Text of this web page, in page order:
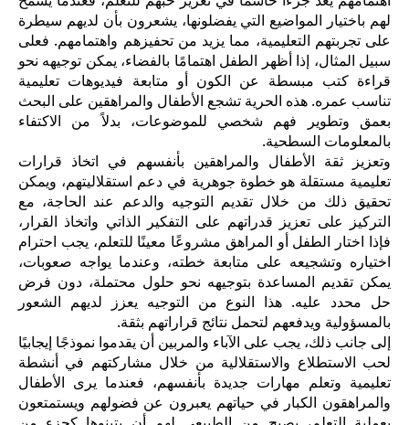
لهم باختيار المواضيع التي يفضلونها، يشعرون بأن لديهم سيطرة
على تجربتهم التعليمية، مما يزيد من تحفيزهم واهتمامهم. فعلى
سبيل المثال، إذا أظهر الطفل اهتمامًا بالفضاء، يمكن توجيهه نحو
قراءة كتب مبسطة عن الكون أو متابعة فيديوهات تعليمية
تناسب عمره. هذه الحرية تشجع الأطفال والمراهقين على البحث
بعمق وتطوير فهم شخصي للموضوعات، بدلاً من الاكتفاء
بالمعلومات السطحية.
وتعزيز ثقة الأطفال والمراهقين بأنفسهم في اتخاذ قرارات
تعليمية مستقلة هو خطوة جوهرية في دعم استقلاليتهم، ويمكن
تحقيق ذلك من خلال تقديم التوجيه والدعم عند الحاجة، مع
التركيز على تعزيز قدراتهم على التفكير الذاتي واتخاذ القرار،
فإذا اختار الطفل أو المراهق مشروعًا معينًا للتعلم، يجب احترام
اختياره وتشجيعه على متابعة خطته، وعندما يواجه صعوبات،
يمكن تقديم المساعدة بتوجيهه نحو حلول محتملة، دون فرض
حل محدد عليه. هذا النوع من التوجيه يعزز لديهم الشعور
بالمسؤولية ويدفعهم لتحمل نتائج قراراتهم بثقة.
إلى جانب ذلك، يجب على الآباء والمربين أن يقدموا نموذجًا إيجابيًا
لحب الاستطلاع والاستقلالية من خلال مشاركتهم في أنشطة
تعليمية وتعلم مهارات جديدة بأنفسهم، فعندما يرى الأطفال
والمراهقون الكبار في حياتهم يعبرون عن فضولهم ويستمتعون